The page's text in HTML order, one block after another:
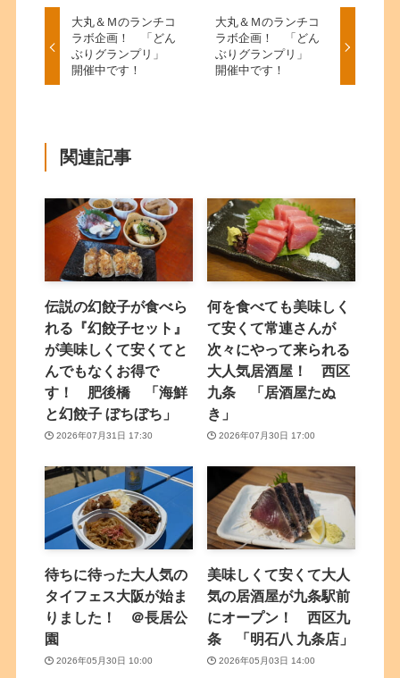
大丸＆Ｍのランチコ
ラボ企画！ 「どん
ぶりグランプリ」
開催中です！
大丸＆Ｍのランチコ
ラボ企画！ 「どん
ぶりグランプリ」
開催中です！
関連記事
伝説の幻餃子が食べら
れる『幻餃子セット』
が美味しくて安くてと
んでもなくお得で
す！ 肥後橋 「海鮮
と幻餃子 ぼちぼち」
2026年07月31日 17:30
何を食べても美味しく
て安くて常連さんが
次々にやって来られる
大人気居酒屋！ 西区
九条 「居酒屋たぬ
き」
2026年07月30日 17:00
待ちに待った大人気の
タイフェス大阪が始ま
りました！ ＠長居公
園
2026年05月30日 10:00
美味しくて安くて大人
気の居酒屋が九条駅前
にオープン！ 西区九
条 「明石八 九条店」
2026年05月03日 14:00